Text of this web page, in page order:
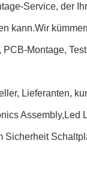
Service, der
kann.Wir
Montage,
Lieferanten,
Assembly,Led